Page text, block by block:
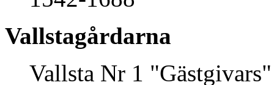
Vallstagårdarna
Vallsta Nr 1